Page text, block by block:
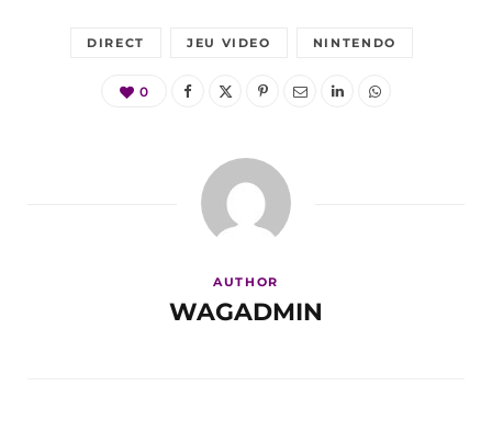
DIRECT JEU VIDEO NINTENDO
0
AUTHOR
WAGADMIN